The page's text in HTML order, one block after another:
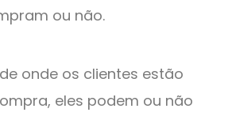
ou não.
onde os clientes estão
eles podem ou não